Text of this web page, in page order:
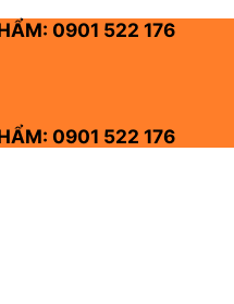
0901 522 176
0901 522 176